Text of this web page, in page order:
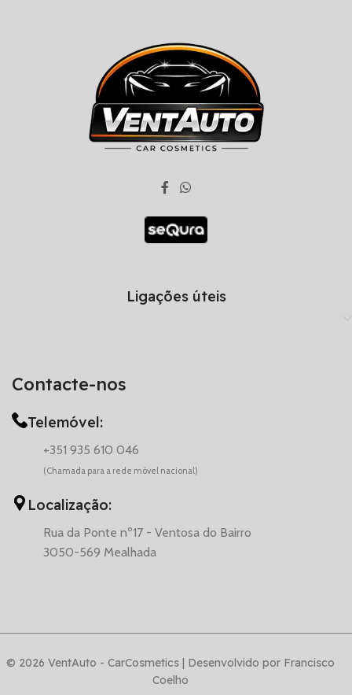
Contacte-nos
Telemóvel:
+351 935 610 046
(Chamada para a rede móvel nacional)
Localização:
Rua da Ponte nº17 - Ventosa do Bairro
3050-569 Mealhada
Ligações úteis
© 2026 VentAuto - CarCosmetics | Desenvolvido por Francisco
Coelho